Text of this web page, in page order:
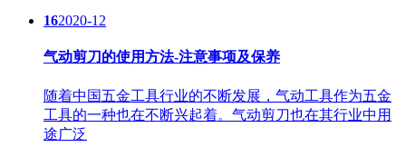
162020-12
气动剪刀的使用方法-注意事项及保养
随着中国五金工具行业的不断发展，气动工具作为五金
工具的一种也在不断兴起着。气动剪刀也在其行业中用
途广泛